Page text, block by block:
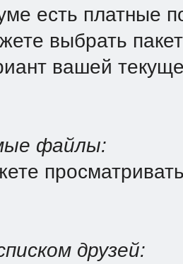
есть платные
выбрать
вашей
файлы:
друзей: